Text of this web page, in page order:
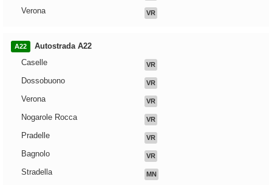
Verona VR
A22
Autostrada A22
Caselle
VR
Dossobuono VR
Verona VR
Nogarole Rocca VR
Pradelle VR
Bagnolo VR
Stradella MN